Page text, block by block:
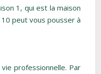
1, qui est la maison
peut vous pousser à
professionnelle. Par